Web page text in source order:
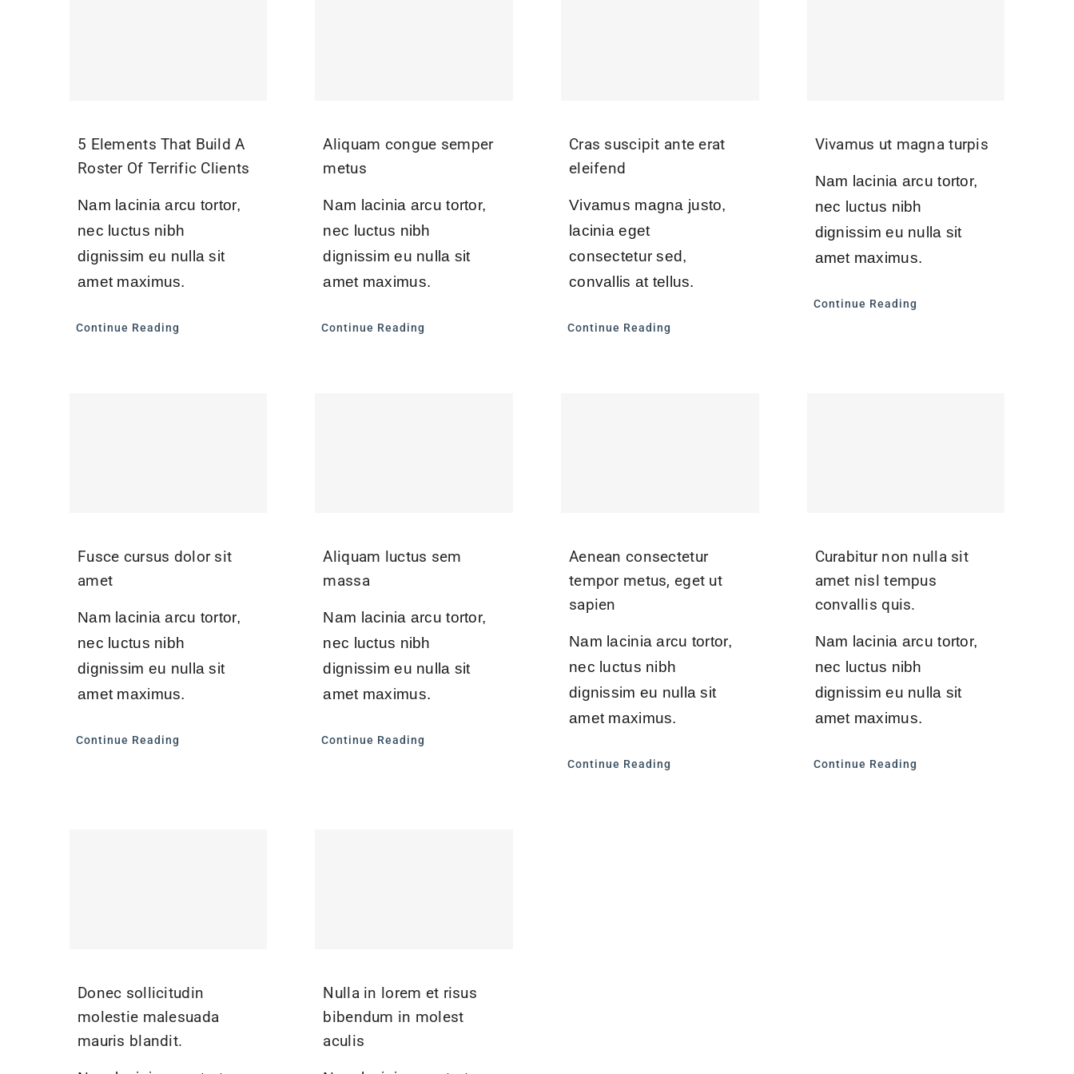
5 Elements That Build A
Roster Of Terrific Clients
Nam lacinia arcu tortor,
nec luctus nibh
dignissim eu nulla sit
amet maximus.
Continue Reading
Aliquam congue semper
metus
Nam lacinia arcu tortor,
nec luctus nibh
dignissim eu nulla sit
amet maximus.
Continue Reading
Cras suscipit ante erat
eleifend
Vivamus magna justo,
lacinia eget
consectetur sed,
convallis at tellus.
Continue Reading
Vivamus ut magna turpis
Nam lacinia arcu tortor,
nec luctus nibh
dignissim eu nulla sit
amet maximus.
Continue Reading
Fusce cursus dolor sit
amet
Nam lacinia arcu tortor,
nec luctus nibh
dignissim eu nulla sit
amet maximus.
Continue Reading
Aliquam luctus sem
massa
Nam lacinia arcu tortor,
nec luctus nibh
dignissim eu nulla sit
amet maximus.
Continue Reading
Aenean consectetur
tempor metus, eget ut
sapien
Nam lacinia arcu tortor,
nec luctus nibh
dignissim eu nulla sit
amet maximus.
Continue Reading
Curabitur non nulla sit
amet nisl tempus
convallis quis.
Nam lacinia arcu tortor,
nec luctus nibh
dignissim eu nulla sit
amet maximus.
Continue Reading
Donec sollicitudin
molestie malesuada
mauris blandit.
Nulla in lorem et risus
bibendum in molest
aculis